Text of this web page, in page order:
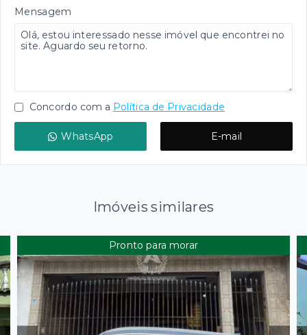
Mensagem
Concordo com a Política de Privacidade
WhatsApp E-mail
Imóveis similares
Pronto para morar